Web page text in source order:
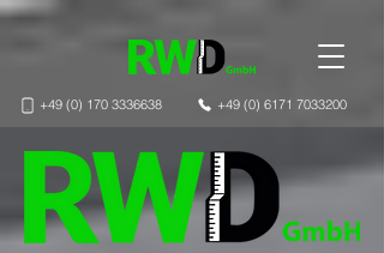
+49 (0) 170 3336638 +49 (0) 6171 7033200